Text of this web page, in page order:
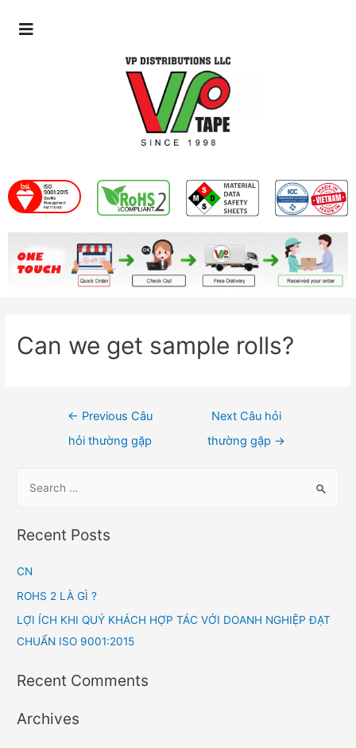
Can we get sample rolls?
← Previous Câu
hỏi thường gặp
Next Câu hỏi
thường gặp →
Recent Posts
CN
ROHS 2 LÀ GÌ ?
LỢI ÍCH KHI QUÝ KHÁCH HỢP TÁC VỚI DOANH NGHIỆP ĐẠT
CHUẨN ISO 9001:2015
Recent Comments
Archives